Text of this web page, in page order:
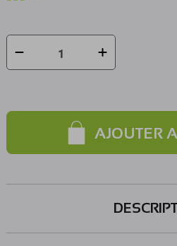
AJOUTER